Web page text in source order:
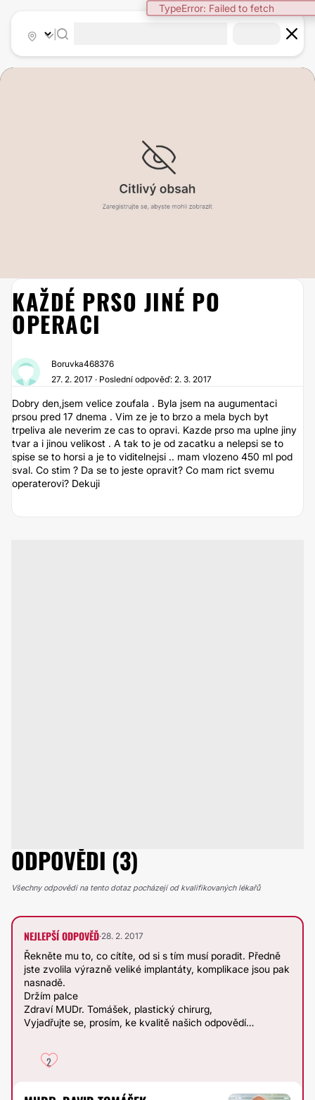
TypeError: Failed to fetch
KAŽDÉ PRSO JINÉ PO
OPERACI
Boruvka468376
27. 2. 2017 · Poslední odpověď: 2. 3. 2017
Dobry den,jsem velice zoufala . Byla jsem na augumentaci
prsou pred 17 dnema . Vim ze je to brzo a mela bych byt
trpeliva ale neverim ze cas to opravi. Kazde prso ma uplne jiny
tvar a i jinou velikost . A tak to je od zacatku a nelepsi se to
spise se to horsi a je to viditelnejsi .. mam vlozeno 450 ml pod
sval. Co stim ? Da se to jeste opravit? Co mam rict svemu
operaterovi? Dekuji
ODPOVĚDI (3)
Všechny odpovědi na tento dotaz pocházejí od kvalifikovaných lékařů
NEJLEPŠÍ ODPOVĚĎ·28. 2. 2017
Řekněte mu to, co cítíte, od si s tím musí poradit. Předně
jste zvolila výrazně veliké implantáty, komplikace jsou pak
nasnadě.
Držím palce
Zdraví MUDr. Tomášek, plastický chirurg,
Vyjadřujte se, prosím, ke kvalitě našich odpovědí…
2